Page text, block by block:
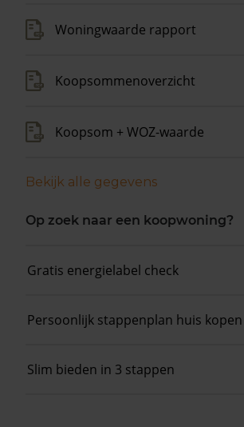
Woningwaarde rapport
Koopsommenoverzicht
Koopsom + WOZ-waarde
Bekijk alle gegevens
Op zoek naar een koopwoning?
Gratis energielabel check
Persoonlijk stappenplan huis kopen
Slim bieden in 3 stappen